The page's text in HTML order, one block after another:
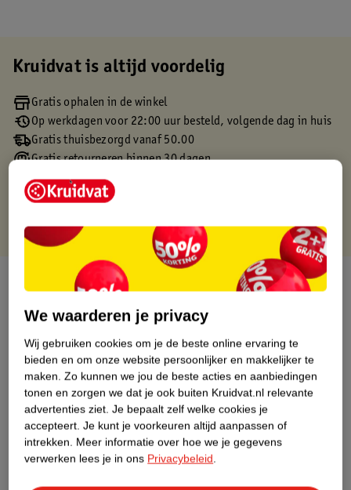
Kruidvat is altijd voordelig
Gratis ophalen in de winkel
Op werkdagen voor 22:00 uur besteld, volgende dag in huis
Gratis thuisbezorgd vanaf 50.00
Gratis retourneren binnen 30 dagen
Gratis punten met je Kruidvat kaart
Over dit product
Productinformatie
Etiketinformatie
Nature Impact Score
Dit product heeft (nog) geen Nature
Impact Score.
Meer informatie
We waarderen je privacy
Wij gebruiken cookies om je de beste online ervaring te
bieden en om onze website persoonlijker en makkelijker te
maken. Zo kunnen we jou de beste acties en aanbiedingen
tonen en zorgen we dat je ook buiten Kruidvat.nl relevante
advertenties ziet. Je bepaalt zelf welke cookies je
accepteert. Je kunt je voorkeuren altijd aanpassen of
intrekken. Meer informatie over hoe we je gegevens
verwerken lees je in ons Privacybeleid.